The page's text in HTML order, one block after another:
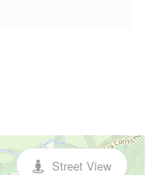
Street View